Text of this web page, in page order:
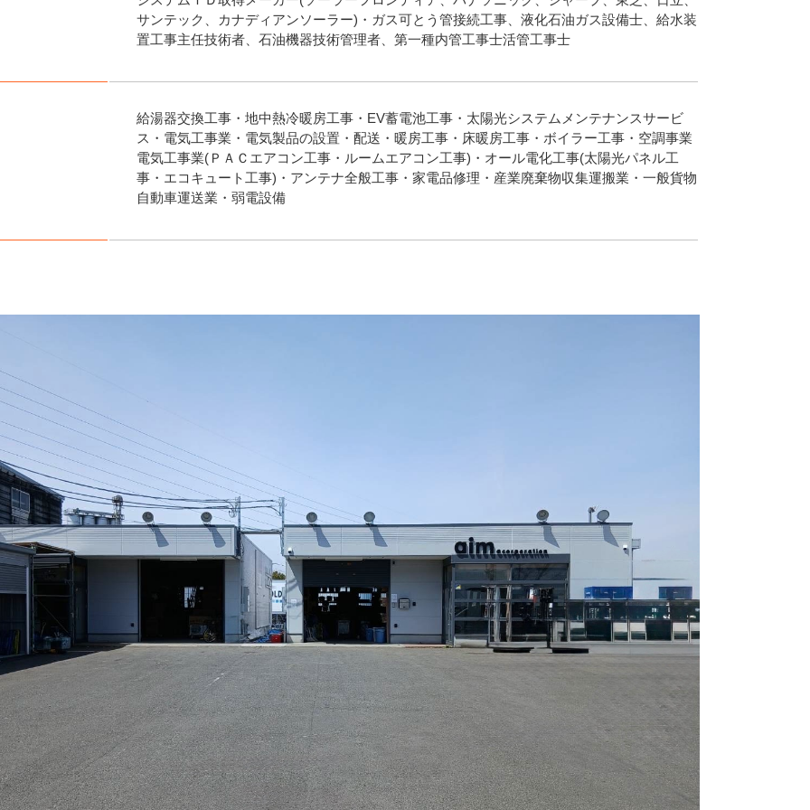
サンテック、カナディアンソーラー)・ガス可とう管接続工事、液化石油ガス設備士、給水装
置工事主任技術者、石油機器技術管理者、第一種内管工事士活管工事士
給湯器交換工事・地中熱冷暖房工事・EV蓄電池工事・太陽光システムメンテナンスサービ
ス・電気工事業・電気製品の設置・配送・暖房工事・床暖房工事・ボイラー工事・空調事業
電気工事業(ＰＡＣエアコン工事・ルームエアコン工事)・オール電化工事(太陽光パネル工
事・エコキュート工事)・アンテナ全般工事・家電品修理・産業廃棄物収集運搬業・一般貨物
自動車運送業・弱電設備